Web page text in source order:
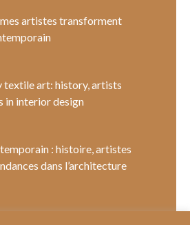
artistes transforment
textile art: history, artists
in interior design
: histoire, artistes
dans l’architecture